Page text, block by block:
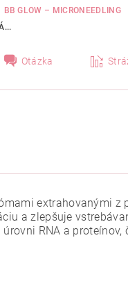
BB GLOW – MICRONEEDLING
Otázka
extrahovanými z
a zlepšuje
RNA a proteínov,